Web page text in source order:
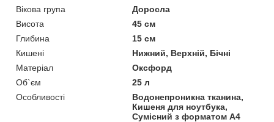
Вікова група
Доросла
Висота
45 см
Глибина
15 см
Кишені
Нижний, Верхній, Бічні
Матеріал
Оксфорд
Об`єм
25 л
Особливості
Водонепроникна тканина,
Кишеня для ноутбука,
Сумісний з форматом А4